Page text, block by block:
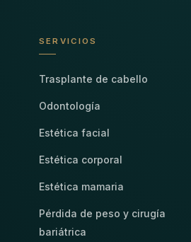
SERVICIOS
Trasplante de cabello
Odontología
Estética facial
Estética corporal
Estética mamaria
Pérdida de peso y cirugía
bariátrica